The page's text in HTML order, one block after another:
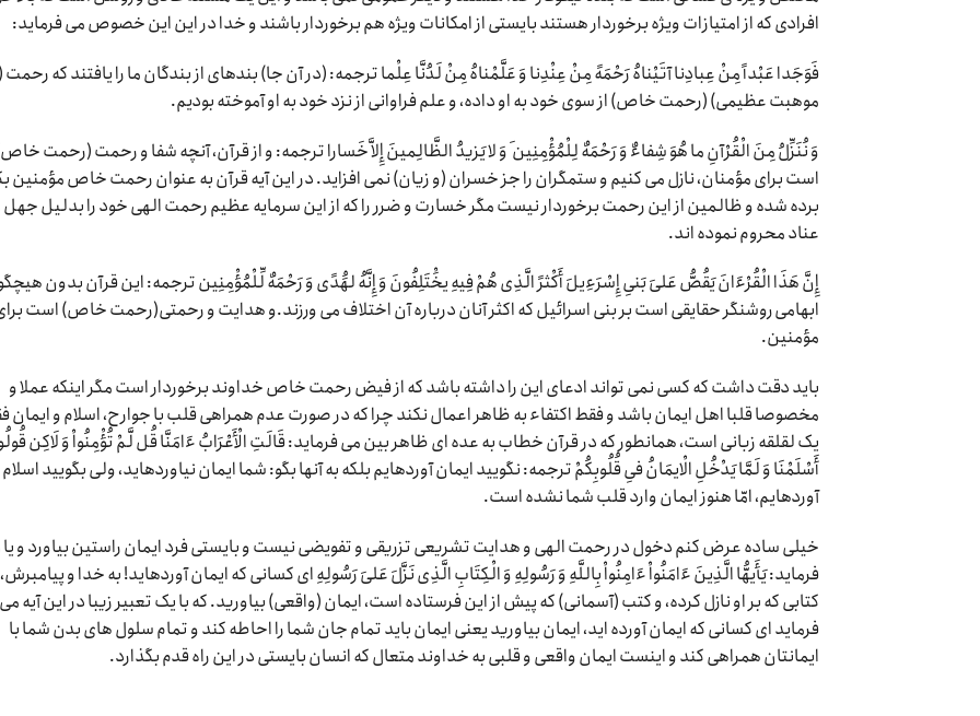
افرادی که از امتیازات ویژه برخوردار هستند بایستی از امکانات ویژه هم برخوردار باشند و خدا در این این خصوص می فرماید:
فَوَجَدا عَبْداً مِنْ عِبادِنا آتَیْناهُ رَحْمَهً مِنْ عِنْدِنا وَ عَلَّمْناهُ مِنْ لَدُنَّا عِلْما ترجمه: (در آن جا) بنده‏اى از بندگان ما را یافتند که رحمت
موهبت عظیمى) (رحمت خاص) از سوى خود به او داده، و علم فراوانى از نزد خود به او آموخته بودیم.
وَ نُنَزِّلُ مِنَ الْقُرْآنِ ما هُوَ شِفاءٌ وَ رَحْمَهٌ لِلْمُؤْمِنِین َ وَ لا یَزیدُ الظَّالِمینَ إِلاَّ خَسارا ترجمه: و از قرآن، آنچه شفا و رحمت (رحمت
است براى مؤمنان، نازل مى‏ کنیم و ستمگران را جز خسران (و زیان) نمى ‏افزاید. در این آیه قرآن به عنوان رحمت خاص مؤمنین
برده شده و ظالمین از این رحمت برخوردار نیست مگر خسارت و ضرر را که از این سرمایه عظیم رحمت الهی خود را بدلیل جهل
عناد محروم نموده اند.
إِنَّ هَذَا الْقُرْءَانَ یَقُصُّ عَلىَ‏ بَنىِ إِسْرَءِیلَ أَکْثرََ الَّذِى هُمْ فِیهِ یخَْتَلِفُونَ وَ إِنَّهُ لهَُدًى وَ رَحْمَهٌ لِّلْمُؤْمِنِین ترجمه: این قرآن بدون
ابهامى روشنگر حقایقى است بر بنى اسرائیل که اکثر آنان درباره آن اختلاف می ورزند.و هدایت و رحمتى(رحمت خاص) است
مؤمنین.
باید دقت داشت که کسی نمی تواند ادعای این را داشته باشد که از فیض رحمت خاص خداوند برخوردار است مگر اینکه عملا و
مخصوصا قلبا اهل ایمان باشد و فقط اکتفاء به ظاهر اعمال نکند چرا که در صورت عدم همراهی قلب با جوارح، اسلام و ایمان
یک لقلقه زبانی است، همانطور که در قرآن خطاب به عده ای ظاهر بین می فرماید: قَالَتِ الْأَعْرَابُ ءَامَنَّا قُل لَّمْ تُؤْمِنُواْ وَ لَاکِن
أَسْلَمْنَا وَ لَمَّا یَدْخُلِ الْایمَانُ فىِ قُلُوبِکُمْ ترجمه: نگویید ایمان آورده‏ایم بلکه به آنها بگو: شما ایمان نیاورده‏اید، ولى بگویید اسلام
آورده‏ایم، امّا هنوز ایمان وارد قلب شما نشده است.
خیلی ساده عرض کنم دخول در رحمت الهی و هدایت تشریعی تزریقی و تفویضی نیست و بایستی فرد ایمان راستین بیاورد و
فرماید: یَأَیهُّا الَّذِینَ ءَامَنُواْ ءَامِنُواْ بِاللَّهِ وَ رَسُولِهِ وَ الْکِتَابِ الَّذِى نَزَّلَ عَلىَ‏ رَسُولِهِ اى کسانى که ایمان آورده‏اید! به خدا و
کتابى که بر او نازل کرده، و کتب (آسمانى) که پیش از این فرستاده است، ایمان (واقعى) بیاورید. که با یک تعبیر زیبا در این آیه می
فرماید ای کسانی که ایمان آورده اید، ایمان بیاورید یعنی ایمان باید تمام جان شما را احاطه کند و تمام سلول های بدن شما با
ایمانتان همراهی کند و اینست ایمان واقعی و قلبی به خداوند متعال که انسان بایستی در این راه قدم بگذارد.